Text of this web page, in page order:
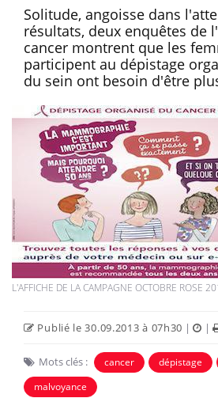
Solitude, angoisse dans
résultats, deux enquêtes de
cancer montrent que les
participent au dépistage
du sein ont besoin d'être
L'AFFICHE DE LA CAMPAGNE OCTOBRE ROSE
Publié le 30.09.2013 à 07h30 | |
Mots clés : cancer dépistage
malvoyance